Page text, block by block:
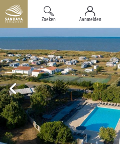
Zoeken Aanmelden